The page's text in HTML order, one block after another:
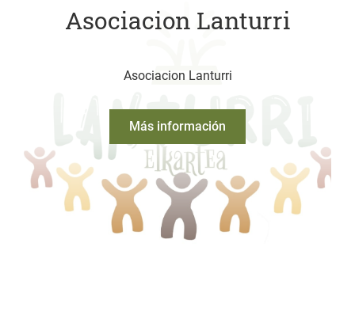
Asociacion Lanturri
Asociacion Lanturri
Más información